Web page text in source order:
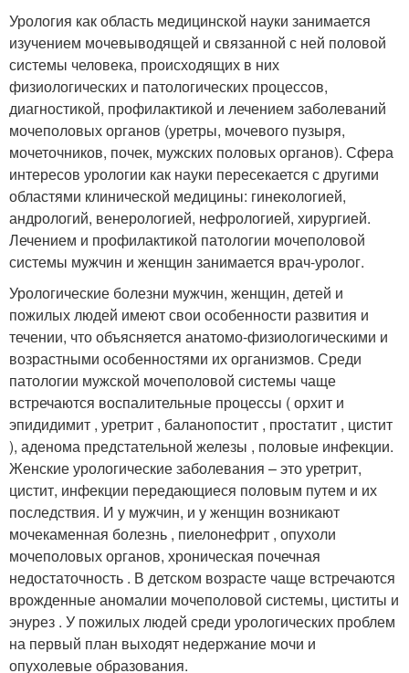
Урология как область медицинской науки занимается
изучением мочевыводящей и связанной с ней половой
системы человека, происходящих в них
физиологических и патологических процессов,
диагностикой, профилактикой и лечением заболеваний
мочеполовых органов (уретры, мочевого пузыря,
мочеточников, почек, мужских половых органов). Сфера
интересов урологии как науки пересекается с другими
областями клинической медицины: гинекологией,
андрологий, венерологией, нефрологией, хирургией.
Лечением и профилактикой патологии мочеполовой
системы мужчин и женщин занимается врач-уролог.
Урологические болезни мужчин, женщин, детей и
пожилых людей имеют свои особенности развития и
течении, что объясняется анатомо-физиологическими и
возрастными особенностями их организмов. Среди
патологии мужской мочеполовой системы чаще
встречаются воспалительные процессы ( орхит и
эпидидимит , уретрит , баланопостит , простатит , цистит
), аденома предстательной железы , половые инфекции.
Женские урологические заболевания – это уретрит,
цистит, инфекции передающиеся половым путем и их
последствия. И у мужчин, и у женщин возникают
мочекаменная болезнь , пиелонефрит , опухоли
мочеполовых органов, хроническая почечная
недостаточность . В детском возрасте чаще встречаются
врожденные аномалии мочеполовой системы, циститы и
энурез . У пожилых людей среди урологических проблем
на первый план выходят недержание мочи и
опухолевые образования.